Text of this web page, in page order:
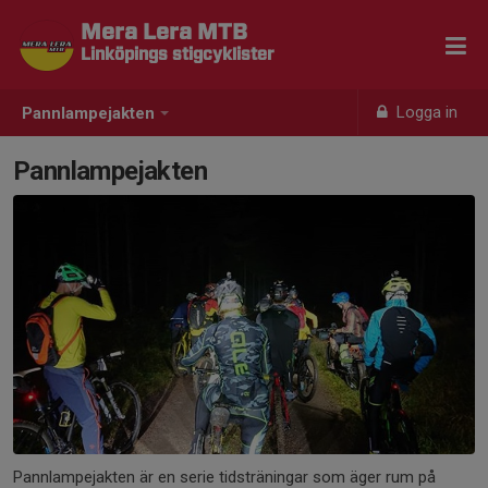
Pannlampejakten Logga in
Mera Lera MTB
Linköpings stigcyklister
Pannlampejakten
Pannlampejakten är en serie tidsträningar som äger rum på